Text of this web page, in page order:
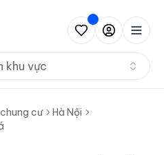
khu vực
cư
Hà Nội